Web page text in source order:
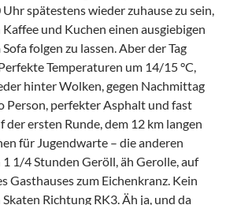
spätestens wieder zuhause zu sein,
und Kuchen einen ausgiebigen
folgen zu lassen. Aber der Tag
Temperaturen um 14/15 °C,
hinter Wolken, gegen Nachmittag
Person, perfekter Asphalt und fast
der ersten Runde, dem 12 km langen
für Jugendwarte – die anderen
1/4 Stunden Geröll, äh Gerolle, auf
Gasthauses zum Eichenkranz. Kein
Richtung RK3. Äh ja, und da